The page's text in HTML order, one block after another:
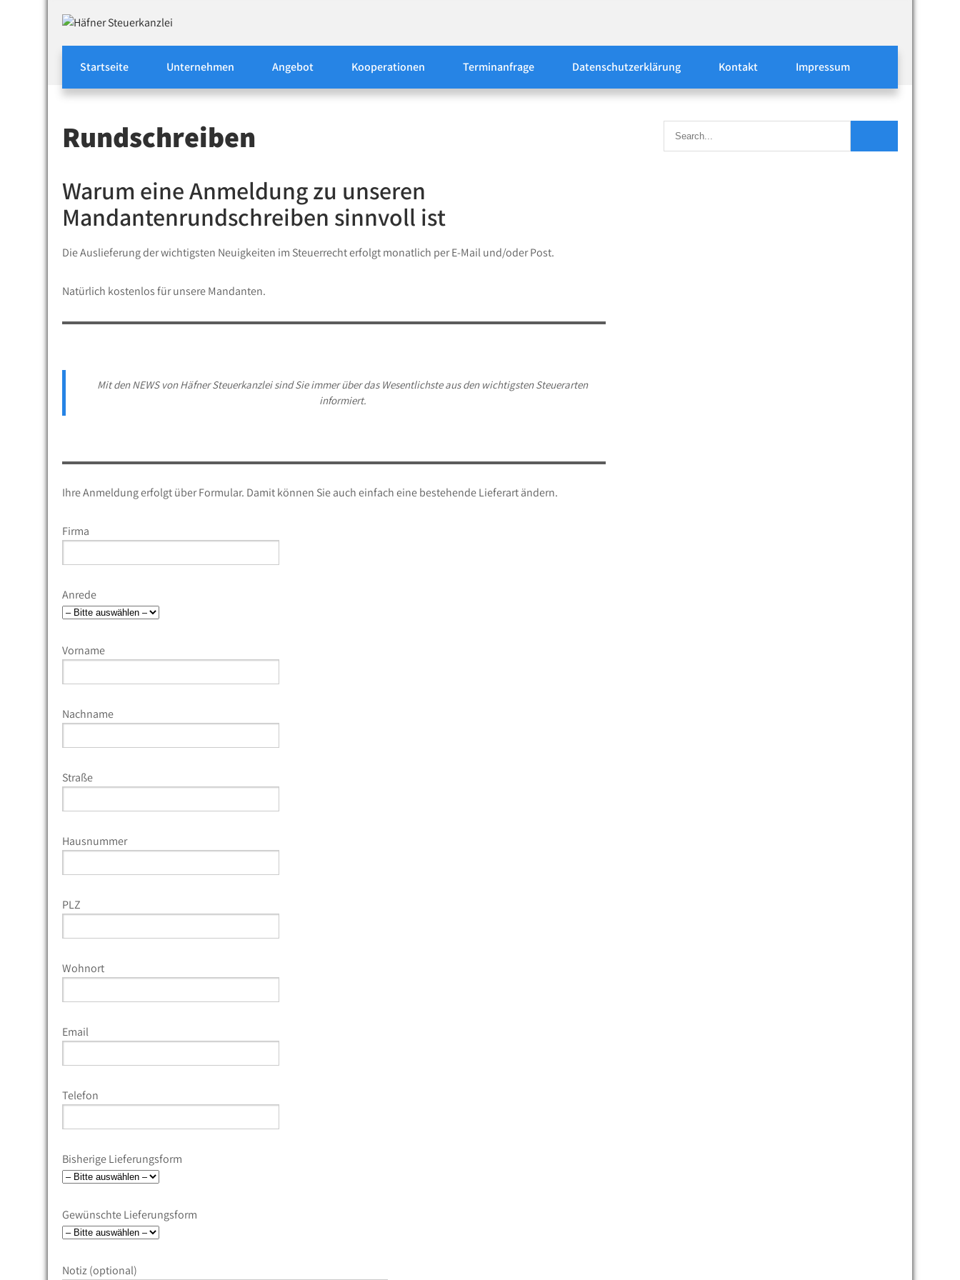
Häfner Steuerkanzlei
Startseite
Unternehmen Angebot Kooperationen Terminanfrage Datenschutzerklärung Kontakt Impressum
Rundschreiben
Warum eine Anmeldung zu unseren
Mandantenrundschreiben sinnvoll ist
Die Auslieferung der wichtigsten Neuigkeiten im Steuerrecht erfolgt monatlich per E-Mail und/oder Post.
Natürlich kostenlos für unsere Mandanten.
Mit den NEWS von Häfner Steuerkanzlei sind Sie immer über das Wesentlichste aus den wichtigsten Steuerarten
informiert.
Ihre Anmeldung erfolgt über Formular. Damit können Sie auch einfach eine bestehende Lieferart ändern.
Firma
Anrede
Vorname
Nachname
Straße
Hausnummer
PLZ
Wohnort
Email
Telefon
Bisherige Lieferungsform
Gewünschte Lieferungsform
Notiz (optional)